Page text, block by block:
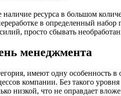
ресурса в большом
в определенный
просто сбывать
менеджмента
имеют одну особенность
компании. Без такого
низкой, что не оправдает